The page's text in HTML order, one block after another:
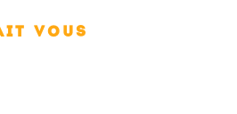
vous